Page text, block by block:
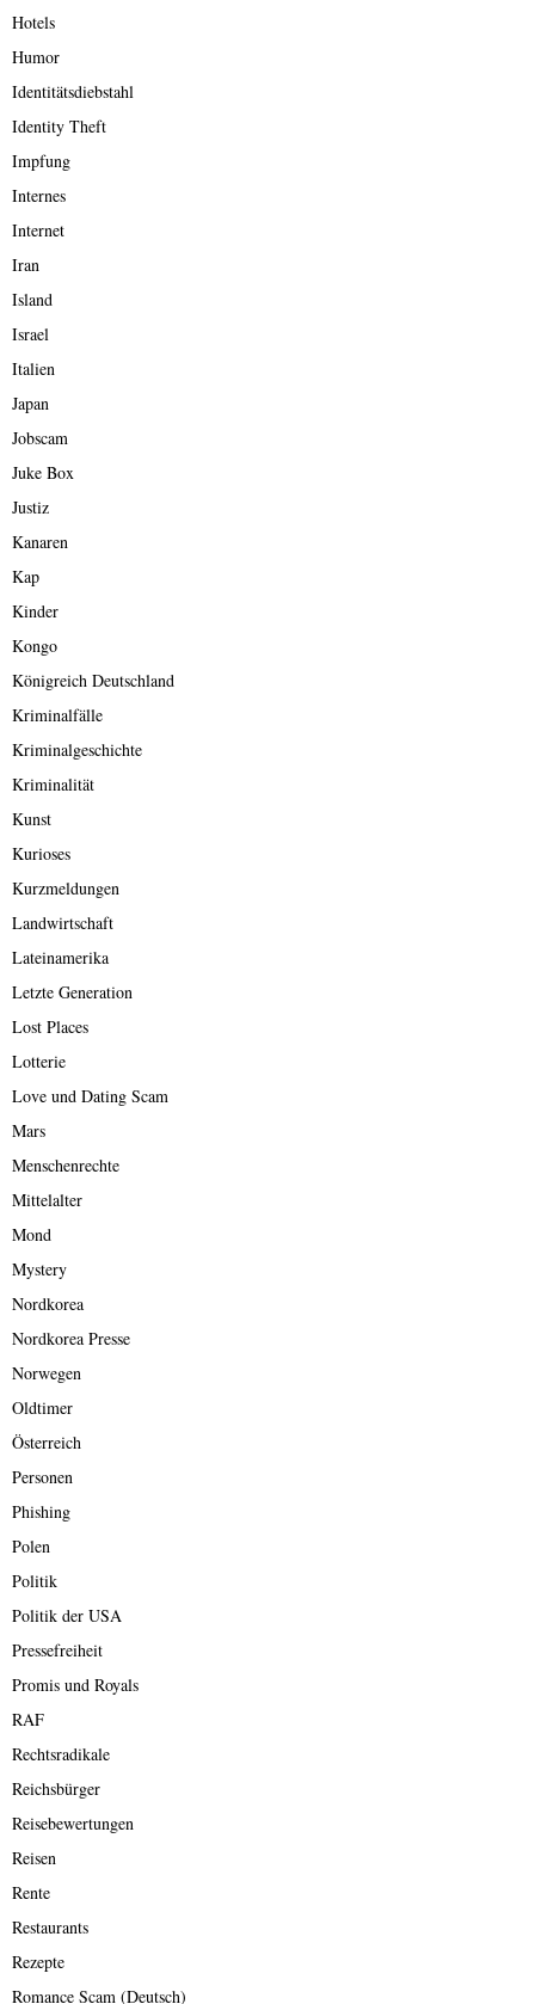
Hotels
Humor
Identitätsdiebstahl
Identity Theft
Impfung
Internes
Internet
Iran
Island
Israel
Italien
Japan
Jobscam
Juke Box
Justiz
Kanaren
Kap
Kinder
Kongo
Königreich Deutschland
Kriminalfälle
Kriminalgeschichte
Kriminalität
Kunst
Kurioses
Kurzmeldungen
Landwirtschaft
Lateinamerika
Letzte Generation
Lost Places
Lotterie
Love und Dating Scam
Mars
Menschenrechte
Mittelalter
Mond
Mystery
Nordkorea
Nordkorea Presse
Norwegen
Oldtimer
Österreich
Personen
Phishing
Polen
Politik
Politik der USA
Pressefreiheit
Promis und Royals
RAF
Rechtsradikale
Reichsbürger
Reisebewertungen
Reisen
Rente
Restaurants
Rezepte
Romance Scam (Deutsch)